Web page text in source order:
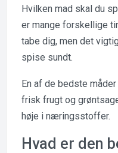
Hvilken mad skal du
er mange forskellige
tabe dig, men det
spise sundt.
En af de bedste
frisk frugt og
høje i næringsstoffer.
Hvad er den